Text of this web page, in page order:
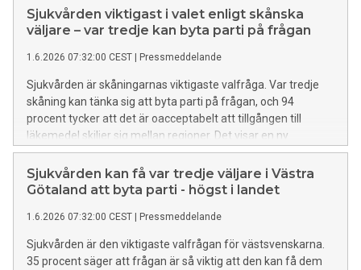
Sverige?
Sjukvården viktigast i valet enligt skånska
väljare – var tredje kan byta parti på frågan
1.6.2026 07:32:00 CEST | Pressmeddelande
Sjukvården är skåningarnas viktigaste valfråga. Var tredje
skåning kan tänka sig att byta parti på frågan, och 94
procent tycker att det är oacceptabelt att tillgången till
läkemedel skiljer sig mellan regioner. Det visar en ny
Novusundersökning från Lif, branschorganisationen för de
forskande läkemedelsföretagen.
Sjukvården kan få var tredje väljare i Västra
Götaland att byta parti - högst i landet
1.6.2026 07:32:00 CEST | Pressmeddelande
Sjukvården är den viktigaste valfrågan för västsvenskarna.
35 procent säger att frågan är så viktig att den kan få dem